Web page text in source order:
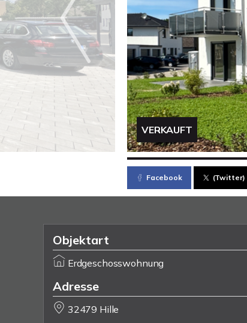
VERKAUFT
Facebook (Twitter)
Objektart
Erdgeschosswohnung
Adresse
32479 Hille